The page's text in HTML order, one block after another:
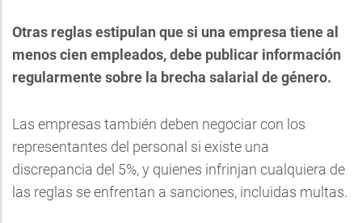
Otras reglas estipulan que si una empresa tiene al
menos cien empleados, debe publicar información
regularmente sobre la brecha salarial de género.
Las empresas también deben negociar con los
representantes del personal si existe una
discrepancia del 5%, y quienes infrinjan cualquiera de
las reglas se enfrentan a sanciones, incluidas multas.